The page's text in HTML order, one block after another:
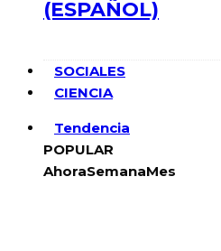
(ESPAÑOL)
SOCIALES
CIENCIA
Tendencia
POPULAR
AhoraSemanaMes